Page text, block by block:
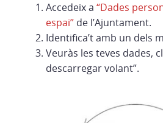
Accedeix a “Dades
espai” de l’Ajuntament.
Identifica’t amb un dels
Veuràs les teves dades,
descarregar volant”.